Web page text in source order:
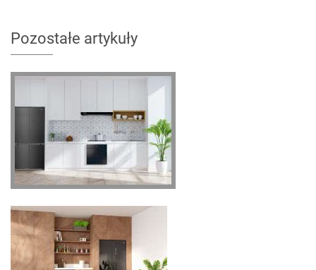
Pozostałe artykuły